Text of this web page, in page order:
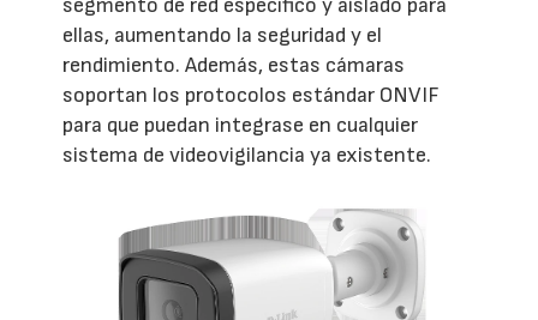
segmento de red específico y aislado para
ellas, aumentando la seguridad y el
rendimiento. Además, estas cámaras
soportan los protocolos estándar ONVIF
para que puedan integrase en cualquier
sistema de videovigilancia ya existente.